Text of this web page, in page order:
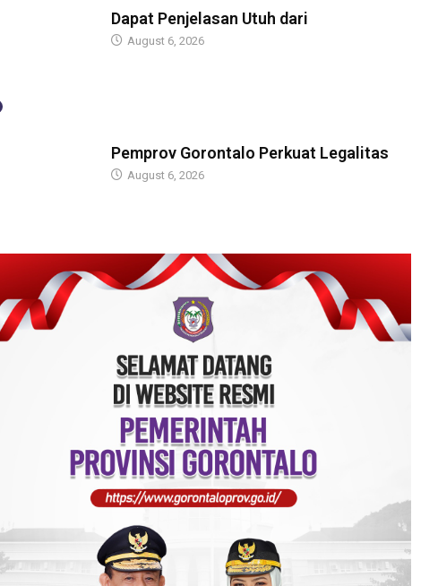
Dapat Penjelasan Utuh dari
August 6, 2026
Pemprov Gorontalo Perkuat Legalitas
August 6, 2026